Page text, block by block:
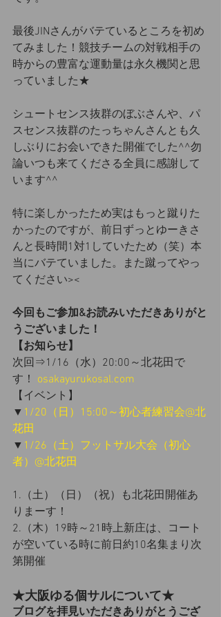
最後JINさんがバテているところを初め
てみました！競技チームの対戦相手の
時からの豊富な運動量は永久機関と思
っていました★
シュートセンス抜群のぼぶさんや、パ
スセンス抜群のたっちゃんさんとも久
しぶりにお会いできた開催でした^^勿
論いつも来てくださる全員に感謝して
います^^
特に楽しかったため実はもっと蹴りた
かったのですが、前日ずっとゆーきさ
んと長時間1対1していたため（笑）本
当にバテていました。また蹴ってやっ
てください><
今回もご参加&お読みいただきありがと
うございました！
【お知らせ】
次回⇒1/16（水）20:00～北花田で
す！ osakayurukosal.com
【イベント】
▼ 1/20（日）15:00～初心者練習会@北
花田
▼ 1/26（土）フットサル大会（初心
者）@北花田
1.（土）（日）（祝）も北花田開催あ
りまーす！
2.（木）19時～21時上新庄は、コート
が空いている時に前日約10名集まり次
第開催
★大阪ゆる個サルについて★
ブログを拝見いただきありがとうござ